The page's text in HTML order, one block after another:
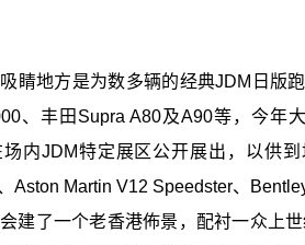
睛地方是为数多辆的经典JDM日版
、丰田Supra A80及A90等，今年
内JDM特定展区公开展出，以供
Aston Martin V12 Speedster、
建了一个老香港佈景，配衬一众上